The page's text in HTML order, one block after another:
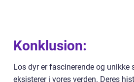
Konklusion:
Los dyr er fascinerende og unikke
eksisterer i vores verden. Deres